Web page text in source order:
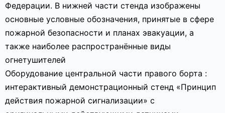
Федерации. В нижней части стенда изображены
основные условные обозначения, принятые в сфере
пожарной безопасности и планах эвакуации, а
также наиболее распространённые виды
огнетушителей
Оборудование центральной части правого борта :
интерактивный демонстрационный стенд «Принцип
действия пожарной сигнализации» с